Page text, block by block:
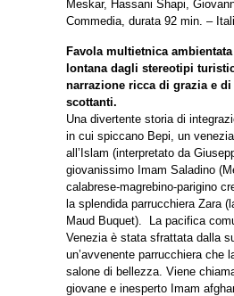
Meskar, Hassani Shapi,
Commedia, durata 92 min. –
Favola multietnica
lontana dagli stereotipi
narrazione ricca di grazia e di
scottanti.
Una divertente storia di
in cui spiccano Bepi, un
all’Islam (interpretato da
giovanissimo Imam Saladino
calabrese-magrebino-parigino
la splendida parrucchiera Zara
Maud Buquet). La pacifica
Venezia è stata sfrattata dalla
un’avvenente parrucchiera che
salone di bellezza. Viene
giovane e inesperto Imam